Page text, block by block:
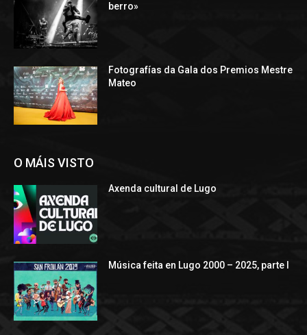
berro»
Fotografías da Gala dos Premios Mestre
Mateo
O MÁIS VISTO
Axenda cultural de Lugo
Música feita en Lugo 2000 – 2025, parte I